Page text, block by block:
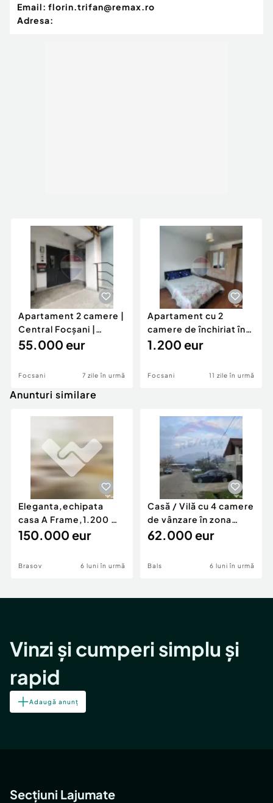
Email: florin.trifan@remax.ro
Adresa:
Apartament 2 camere |
Central Focșani |
Necesită Renovare
55.000 eur
Focsani 7 zile în urmă
Apartament cu 2
camere de închiriat în
zona Sud
1.200 eur
Focsani 11 zile în urmă
Anunturi similare
Eleganta,echipata
casa A Frame,1.200 mp
teren,deschidere Pia
150.000 eur
Brasov 6 luni în urmă
Casă / Vilă cu 4 camere
de vânzare în zona
Periferie
62.000 eur
Bals 6 luni în urmă
Vinzi și cumperi simplu și
rapid
Adaugă anunț
Secțiuni Lajumate